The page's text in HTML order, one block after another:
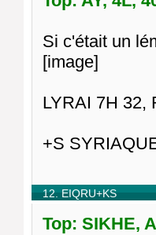
Si c'était un
[image]
LYRAI 7H 32,
+S
12. EIQRU+KS
Top: SIKHE,